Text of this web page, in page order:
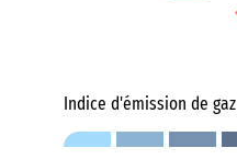
Indice d'émission de